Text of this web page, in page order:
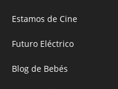
Estamos de Cine
Futuro Eléctrico
Blog de Bebés